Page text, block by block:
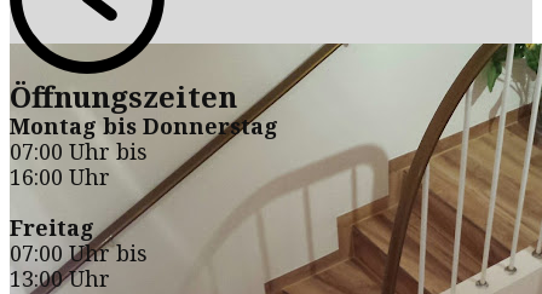
Öffnungszeiten
Montag bis Donnerstag
07:00 Uhr bis
16:00 Uhr
Freitag
07:00 Uhr bis
13:00 Uhr